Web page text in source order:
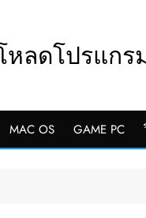
หลดโปรแก
MAC OS GAME PC